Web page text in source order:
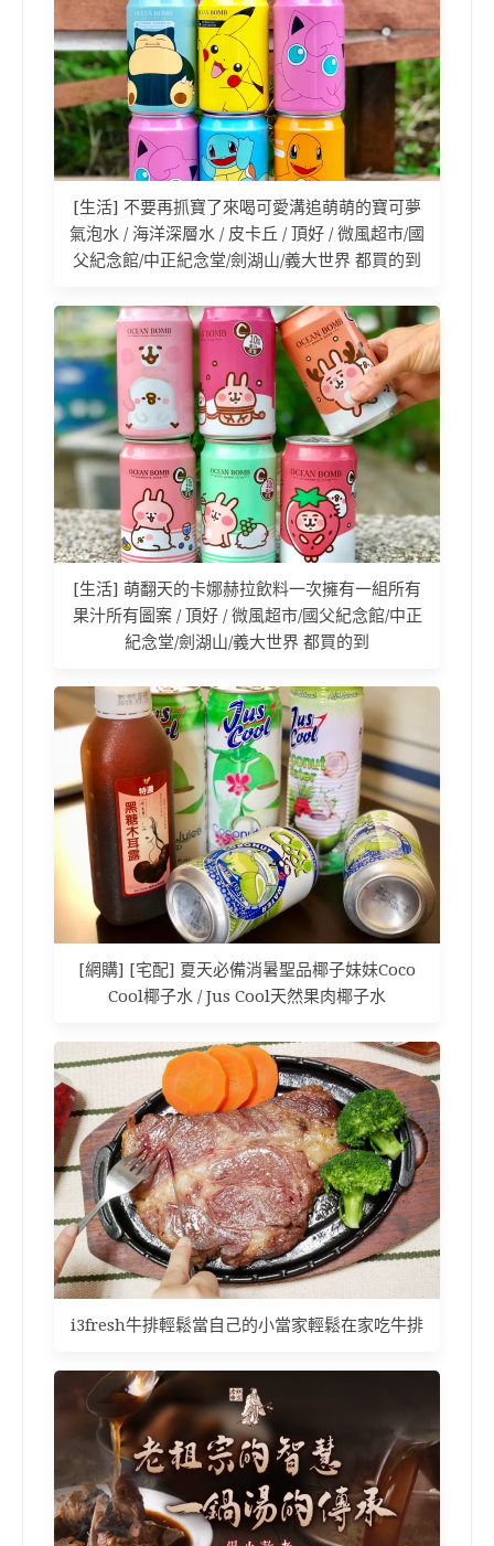
[生活] 不要再抓寶了來喝可愛溝追萌萌的寶可夢
氣泡水 / 海洋深層水 / 皮卡丘 / 頂好 / 微風超市/國
父紀念館/中正紀念堂/劍湖山/義大世界 都買的到
[生活] 萌翻天的卡娜赫拉飲料一次擁有一組所有
果汁所有圖案 / 頂好 / 微風超市/國父紀念館/中正
紀念堂/劍湖山/義大世界 都買的到
[網購] [宅配] 夏天必備消暑聖品椰子妹妹Coco
Cool椰子水 / Jus Cool天然果肉椰子水
i3fresh牛排輕鬆當自己的小當家輕鬆在家吃牛排